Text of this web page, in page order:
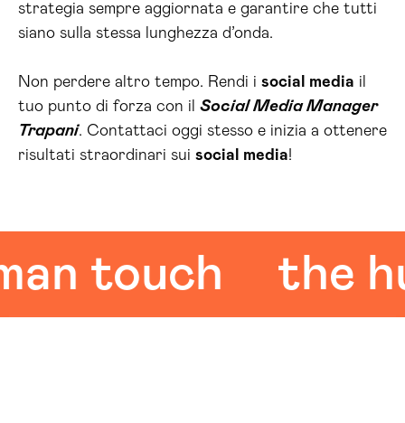
strategia sempre aggiornata e garantire che tutti
siano sulla stessa lunghezza d’onda.
Non perdere altro tempo. Rendi i social media il
tuo punto di forza con il Social Media Manager
Trapani. Contattaci oggi stesso e inizia a ottenere
risultati straordinari sui social media!
touch the